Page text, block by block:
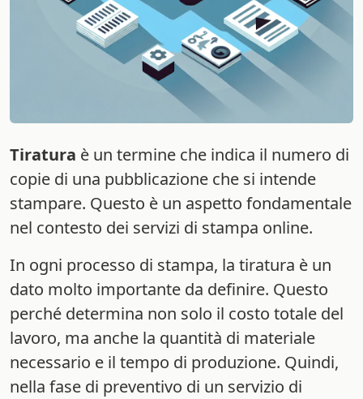
Tiratura è un termine che indica il numero di
copie di una pubblicazione che si intende
stampare. Questo è un aspetto fondamentale
nel contesto dei servizi di stampa online.
In ogni processo di stampa, la tiratura è un
dato molto importante da definire. Questo
perché determina non solo il costo totale del
lavoro, ma anche la quantità di materiale
necessario e il tempo di produzione. Quindi,
nella fase di preventivo di un servizio di